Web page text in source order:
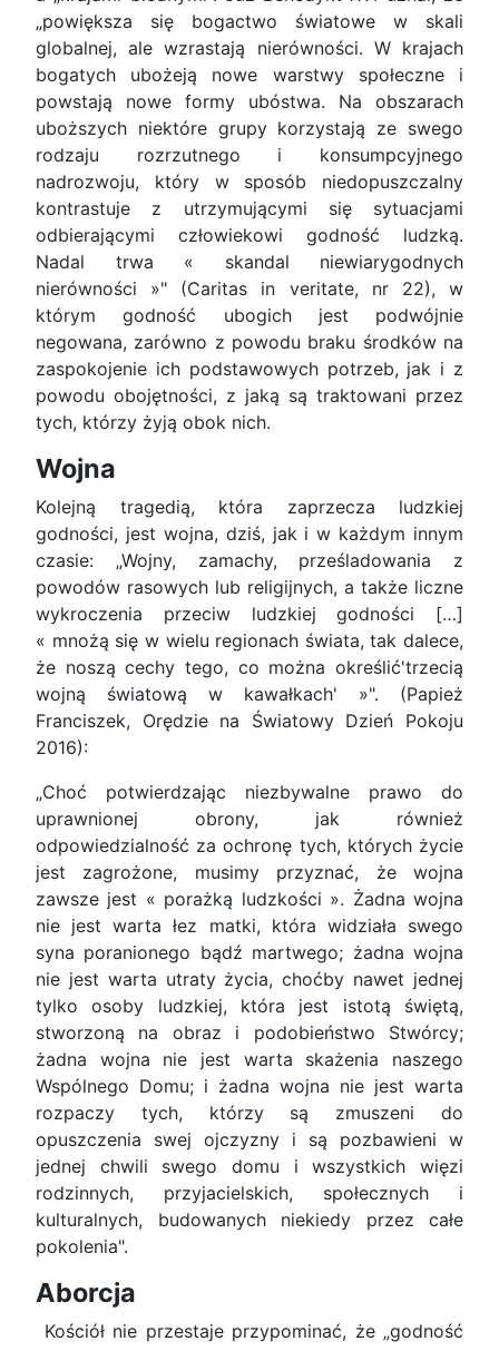
„powiększa się bogactwo światowe w skali
globalnej, ale wzrastają nierówności. W krajach
bogatych ubożeją nowe warstwy społeczne i
powstają nowe formy ubóstwa. Na obszarach
uboższych niektóre grupy korzystają ze swego
rodzaju rozrzutnego i konsumpcyjnego
nadrozwoju, który w sposób niedopuszczalny
kontrastuje z utrzymującymi się sytuacjami
odbierającymi człowiekowi godność ludzką.
Nadal trwa « skandal niewiarygodnych
nierówności »" (Caritas in veritate, nr 22), w
którym godność ubogich jest podwójnie
negowana, zarówno z powodu braku środków na
zaspokojenie ich podstawowych potrzeb, jak i z
powodu obojętności, z jaką są traktowani przez
tych, którzy żyją obok nich.
Wojna
Kolejną tragedią, która zaprzecza ludzkiej
godności, jest wojna, dziś, jak i w każdym innym
czasie: „Wojny, zamachy, prześladowania z
powodów rasowych lub religijnych, a także liczne
wykroczenia przeciw ludzkiej godności […]
« mnożą się w wielu regionach świata, tak dalece,
że noszą cechy tego, co można określić'trzecią
wojną światową w kawałkach' »". (Papież
Franciszek, Orędzie na Światowy Dzień Pokoju
2016):
„Choć potwierdzając niezbywalne prawo do
uprawnionej obrony, jak również
odpowiedzialność za ochronę tych, których życie
jest zagrożone, musimy przyznać, że wojna
zawsze jest « porażką ludzkości ». Żadna wojna
nie jest warta łez matki, która widziała swego
syna poranionego bądź martwego; żadna wojna
nie jest warta utraty życia, choćby nawet jednej
tylko osoby ludzkiej, która jest istotą świętą,
stworzoną na obraz i podobieństwo Stwórcy;
żadna wojna nie jest warta skażenia naszego
Wspólnego Domu; i żadna wojna nie jest warta
rozpaczy tych, którzy są zmuszeni do
opuszczenia swej ojczyzny i są pozbawieni w
jednej chwili swego domu i wszystkich więzi
rodzinnych, przyjacielskich, społecznych i
kulturalnych, budowanych niekiedy przez całe
pokolenia".
Aborcja
Kościół nie przestaje przypominać, że „godność